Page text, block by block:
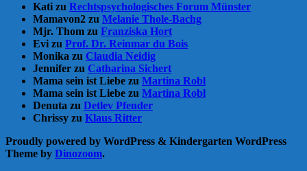
Kati zu Rechtspsychologisches Forum Münster
Mamavon2 zu Melanie Thole-Bachg
Mjr. Thom zu Franziska Hort
Evi zu Prof. Dr. Reinmar du Bois
Monika zu Claudia Neidig
Jennifer zu Catharina Sichert
Mama sein ist Liebe zu Martina Robl
Mama sein ist Liebe zu Martina Robl
Denuta zu Detlev Pfender
Chrissy zu Klaus Ritter
Proudly powered by WordPress & Kindergarten WordPress
Theme by Dinozoom.